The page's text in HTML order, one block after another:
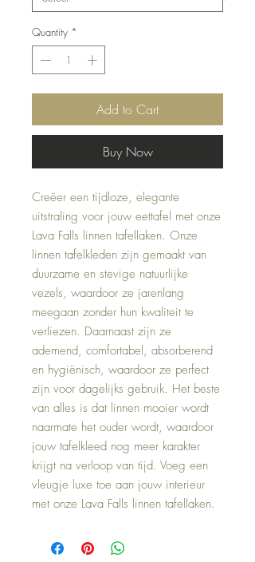
Quantity *
Add to Cart
Buy Now
Creëer een tijdloze, elegante
uitstraling voor jouw eettafel met onze
Lava Falls linnen tafellaken. Onze
linnen tafelkleden zijn gemaakt van
duurzame en stevige natuurlijke
vezels, waardoor ze jarenlang
meegaan zonder hun kwaliteit te
verliezen. Daarnaast zijn ze
ademend, comfortabel, absorberend
en hygiënisch, waardoor ze perfect
zijn voor dagelijks gebruik. Het beste
van alles is dat linnen mooier wordt
naarmate het ouder wordt, waardoor
jouw tafelkleed nog meer karakter
krijgt na verloop van tijd. Voeg een
vleugje luxe toe aan jouw interieur
met onze Lava Falls linnen tafellaken.